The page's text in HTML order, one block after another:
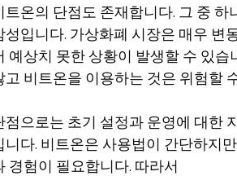
온의 단점도 존재합니다. 그 중 하
성입니다. 가상화폐 시장은 매우 변
예상치 못한 상황이 발생할 수 있습
고 비트온을 이용하는 것은 위험할
점으로는 초기 설정과 운영에 대한
니다. 비트온은 사용법이 간단하지
경험이 필요합니다. 따라서